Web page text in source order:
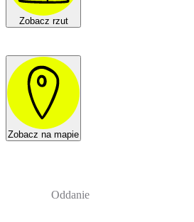
Zobacz rzut
Zobacz na mapie
Oddanie